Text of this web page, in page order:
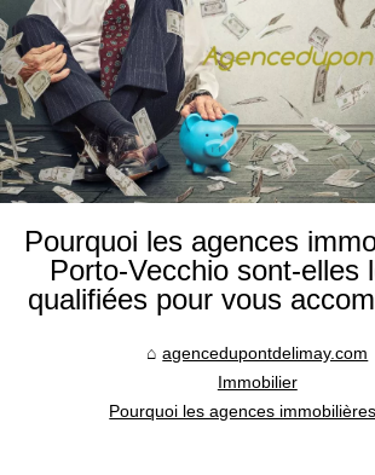
Pourquoi les agences
Porto-Vecchio sont-elles
qualifiées pour vous
agencedupontdelimay.com
Immobilier
Pourquoi les agences immobilières